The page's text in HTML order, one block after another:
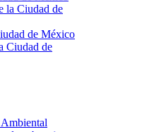
la Ciudad de
de México
Ciudad de